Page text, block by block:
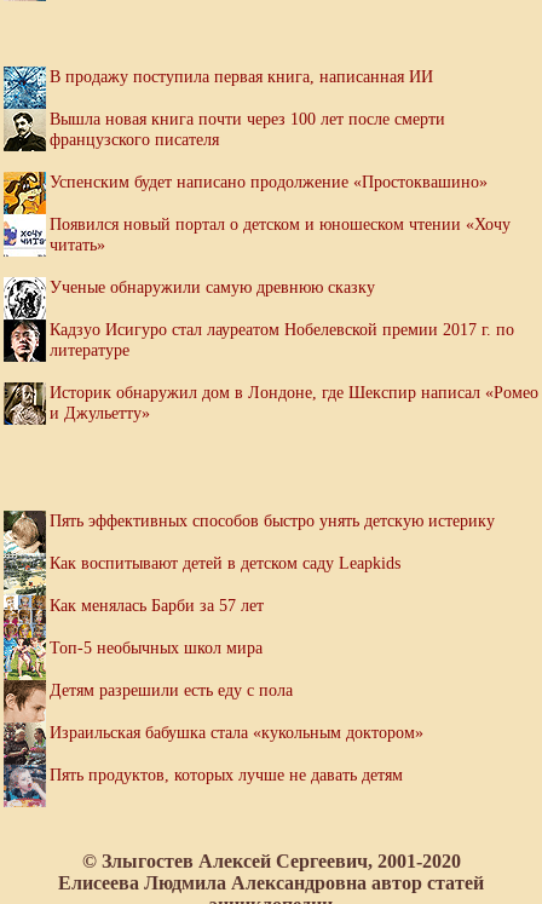
В продажу поступила первая книга, написанная ИИ
Вышла новая книга почти через 100 лет после смерти
французского писателя
Успенским будет написано продолжение «Простоквашино»
Появился новый портал о детском и юношеском чтении «Хочу
читать»
Ученые обнаружили самую древнюю сказку
Кадзуо Исигуро стал лауреатом Нобелевской премии 2017 г. по
литературе
Историк обнаружил дом в Лондоне, где Шекспир написал «Ромео
и Джульетту»
Пять эффективных способов быстро унять детскую истерику
Как воспитывают детей в детском саду Leapkids
Как менялась Барби за 57 лет
Топ-5 необычных школ мира
Детям разрешили есть еду с пола
Израильская бабушка стала «кукольным доктором»
Пять продуктов, которых лучше не давать детям
© Злыгостев Алексей Сергеевич, 2001-2020
Елисеева Людмила Александровна автор статей